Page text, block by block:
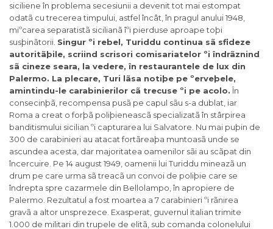
siciliene în problema secesiunii a devenit tot mai estompat
odatã cu trecerea timpului, astfel încât, în pragul anului 1948,
miºcarea separatistã sicilianã îºi pierduse aproape toþi
susþinãtorii. Singur ºi rebel, Turiddu continua sã sfideze
autoritãþile, scriind scrisori comisariatelor ºi îndrãznind
sã cineze seara, la vedere, în restaurantele de lux din
Palermo. La plecare, Turi lãsa notiþe pe ºerveþele,
amintindu-le carabinierilor cã trecuse ºi pe acolo.În
consecinþã, recompensa pusã pe capul sãu s-a dublat, iar
Roma a creat o forþã poliþieneascã specializatã în stârpirea
banditismului sicilian ºi capturarea lui Salvatore. Nu mai puþin de
300 de carabinieri au atacat fortãreaþa muntoasã unde se
ascundea acesta, dar majoritatea oamenilor sãi au scãpat din
încercuire. Pe 14 august 1949, oamenii lui Turiddu mineazã un
drum pe care urma sã treacã un convoi de poliþie care se
îndrepta spre cazarmele din Bellolampo, în apropiere de
Palermo. Rezultatul a fost moartea a 7 carabinieri ºi rãnirea
gravã a altor unsprezece. Exasperat, guvernul italian trimite
1.000 de militari din trupele de elitã, sub comanda colonelului